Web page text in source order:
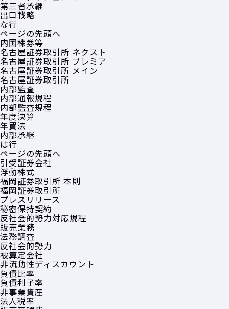
第三者承継
出口戦略
な行
ページの先頭へ
内国株券等
名古屋証券取引所 ネクスト
名古屋証券取引所 プレミア
名古屋証券取引所 メイン
名古屋証券取引所
内部監査
内部通報規程
内部監査規程
年度決算
年買法
内部承継
は行
ページの先頭へ
引受証券会社
浮動株式
福岡証券取引所 本則
福岡証券取引所
プレスリリース
秘密保持契約
反社会的勢力対応規程
販売業務
法務調査
反社会的勢力
被算定会社
非流動性ディスカウント
負債比率
負債利子率
非事業資産
法人税率